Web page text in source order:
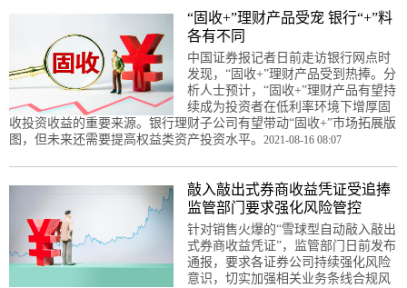
“固收+”理财产品受宠 银行“+”料
各有不同
中国证券报记者日前走访银行网点时
发现，“固收+”理财产品受到热捧。分
析人士预计，“固收+”理财产品有望持
续成为投资者在低利率环境下增厚固
收投资收益的重要来源。银行理财子公司有望带动“固收+”市场拓展版
图，但未来还需要提高权益类资产投资水平。 2021-08-16 08:07
敲入敲出式券商收益凭证受追捧
监管部门要求强化风险管控
针对销售火爆的“雪球型自动敲入敲出
式券商收益凭证”，监管部门日前发布
通报，要求各证券公司持续强化风险
意识，切实加强相关业务条线合规风